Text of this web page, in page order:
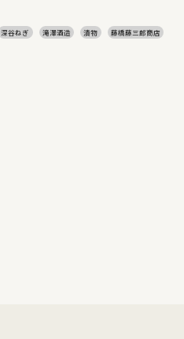
深谷ねぎ 滝澤酒造 漬物 藤橋藤三郎商店